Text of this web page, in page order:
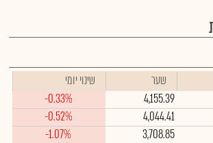
שער
שינוי יומי
4,155.39
-0.33%
4,044.41
-0.52%
3,708.85
-1.07%